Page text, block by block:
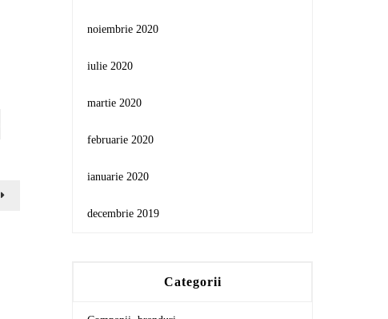
noiembrie 2020
iulie 2020
martie 2020
februarie 2020
ianuarie 2020
decembrie 2019
Categorii